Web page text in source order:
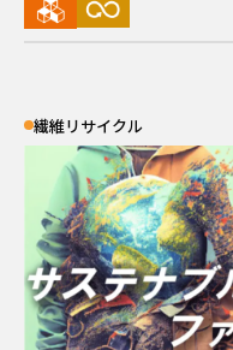
繊維リサイクル